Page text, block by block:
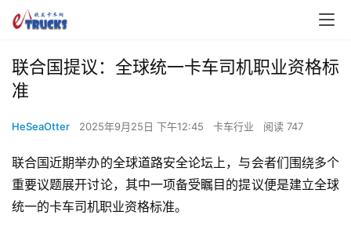
联合国提议：全球统一卡车司机职业资格标
准
HeSeaOtter 2025年9月25日 下午12:45 卡车行业 阅读 747
联合国近期举办的全球道路安全论坛上，与会者们围绕多个
重要议题展开讨论，其中一项备受瞩目的提议便是建立全球
统一的卡车司机职业资格标准。